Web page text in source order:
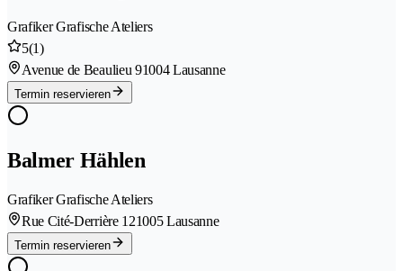
Grafiker Grafische Ateliers
5(1)
Avenue de Beaulieu 91004 Lausanne
Termin reservieren
Balmer Hählen
Grafiker Grafische Ateliers
Rue Cité-Derrière 121005 Lausanne
Termin reservieren